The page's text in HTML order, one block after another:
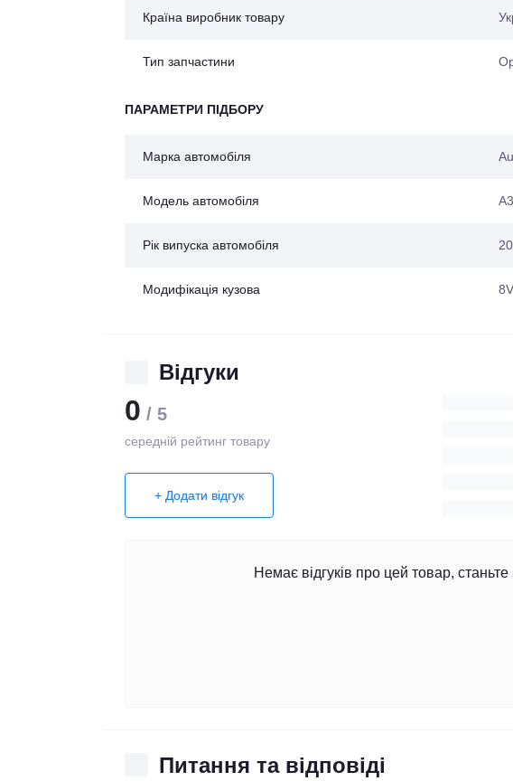
Країна виробник товару
Тип запчастини
ПАРАМЕТРИ ПІДБОРУ
Марка автомобіля
Модель автомобіля A3
Рік випуска автомобіля
Модифікація кузова 8V
Відгуки
0 / 5
середній рейтинг товару
+ Додати відгук
Немає відгуків про цей товар,
Питання та відповіді